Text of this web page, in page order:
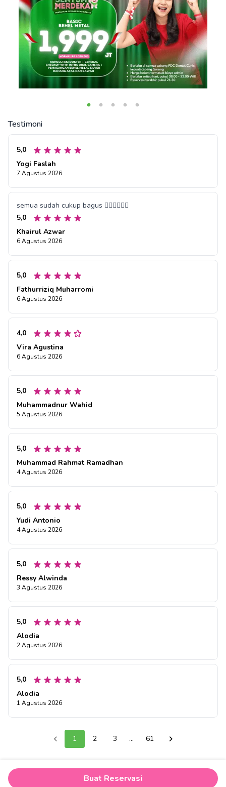
Testimoni
5,0
Yogi Faslah
7 Agustus 2026
semua sudah cukup bagus 👍🏻👍🏻👍🏻
5,0
Khairul Azwar
6 Agustus 2026
5,0
Fathurriziq Muharromi
6 Agustus 2026
4,0
Vira Agustina
6 Agustus 2026
5,0
Muhammadnur Wahid
5 Agustus 2026
5,0
Muhammad Rahmat Ramadhan
4 Agustus 2026
5,0
Yudi Antonio
4 Agustus 2026
5,0
Ressy Alwinda
3 Agustus 2026
5,0
Alodia
2 Agustus 2026
5,0
Alodia
1 Agustus 2026
1 2 3 ... 61
Buat Reservasi